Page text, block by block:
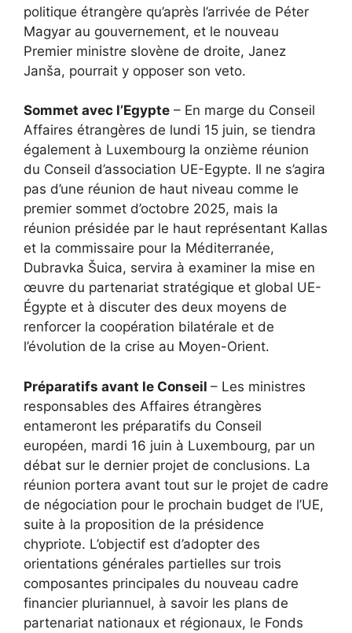
politique étrangère qu’après l’arrivée de Péter
Magyar au gouvernement, et le nouveau
Premier ministre slovène de droite, Janez
Janša, pourrait y opposer son veto.
Sommet avec l’Egypte – En marge du Conseil
Affaires étrangères de lundi 15 juin, se tiendra
également à Luxembourg la onzième réunion
du Conseil d’association UE-Egypte. Il ne s’agira
pas d’une réunion de haut niveau comme le
premier sommet d’octobre 2025, mais la
réunion présidée par le haut représentant Kallas
et la commissaire pour la Méditerranée,
Dubravka Šuica, servira à examiner la mise en
œuvre du partenariat stratégique et global UE-
Égypte et à discuter des deux moyens de
renforcer la coopération bilatérale et de
l’évolution de la crise au Moyen-Orient.
Préparatifs avant le Conseil – Les ministres
responsables des Affaires étrangères
entameront les préparatifs du Conseil
européen, mardi 16 juin à Luxembourg, par un
débat sur le dernier projet de conclusions. La
réunion portera avant tout sur le projet de cadre
de négociation pour le prochain budget de l’UE,
suite à la proposition de la présidence
chypriote. L’objectif est d’adopter des
orientations générales partielles sur trois
composantes principales du nouveau cadre
financier pluriannuel, à savoir les plans de
partenariat nationaux et régionaux, le Fonds